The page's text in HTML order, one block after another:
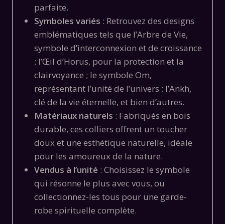
parfaite.
Symboles variés : Retrouvez des designs
emblématiques tels que l’Arbre de Vie,
symbole d’interconnexion et de croissance
; l’Œil d’Horus, pour la protection et la
clairvoyance ; le symbole Om,
représentant l’unité de l’univers ; l’Ankh,
clé de la vie éternelle, et bien d’autres.
Matériaux naturels : Fabriqués en bois
durable, ces colliers offrent un toucher
doux et une esthétique naturelle, idéale
pour les amoureux de la nature.
Vendus à l’unité : Choisissez le symbole
qui résonne le plus avec vous, ou
collectionnez-les tous pour une garde-
robe spirituelle complète.